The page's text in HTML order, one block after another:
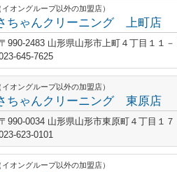
オングループ以外の加盟店）
ちゃんクリーニング 上町店
990-2483 山形県山形市上町４丁目１１－
645-7625
オングループ以外の加盟店）
ちゃんクリーニング 東原店
990-0034 山形県山形市東原町４丁目１７
623-0101
オングループ以外の加盟店）